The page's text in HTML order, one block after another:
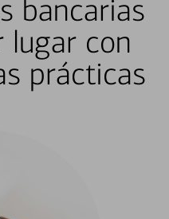
bancarias
lugar con
prácticas